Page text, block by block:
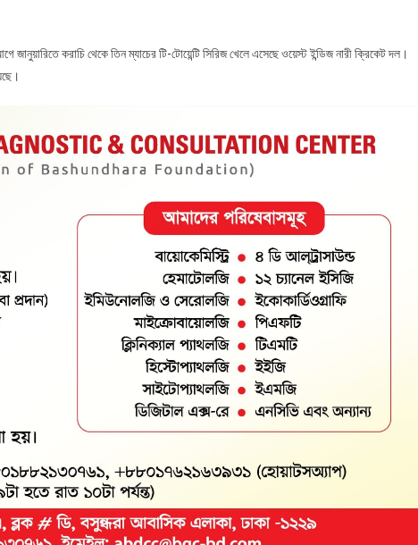
করাচি থেকে তিন ম্যাচের টি-টোয়েন্টি সিরিজ খেলে এসেছে ওয়েস্ট ইন্ডিজ নারী ক্রিকেট দল।